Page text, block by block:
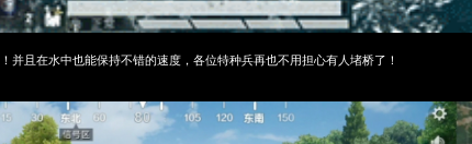
！并且在水中也能保持不错的速度，各位特种兵再也不用担心有人堵桥了！